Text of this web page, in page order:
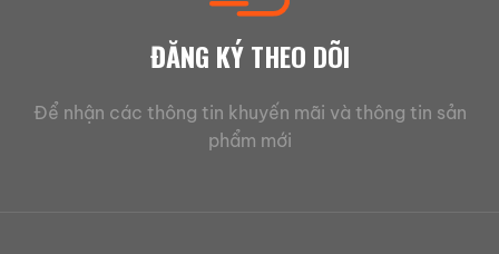
ĐĂNG KÝ THEO DÕI
Để nhận các thông tin khuyến mãi và thông tin sản
phẩm mới